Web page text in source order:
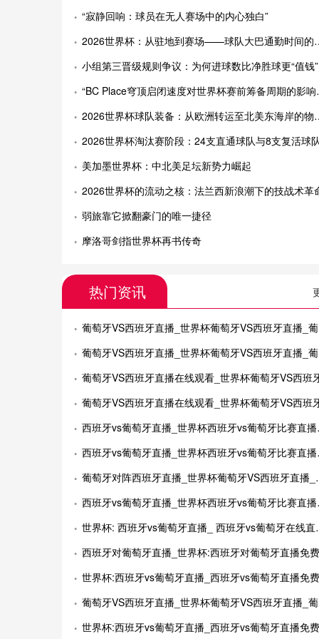
“寂静回响：球员在无人赛场中的内心独白”
2026世界杯：从驻地到赛场——球队大巴通勤时间的精准拆解与多维推演
小组第三晋级规则争议：为何进球数比净胜球更“值钱”
“BC Place穹顶启闭速度对世界杯赛前筹备周期的影响评估”
2026世界杯球队装备：从欧洲转运至北美东海岸的物流时效分析
2026世界杯淘汰赛阶段：24支直通球队与8支复活球队的竞技表现对比研
美加墨世界杯：中北美足坛新势力崛起
2026世界杯的流动之核：法兰西新浪潮下的技战术革
弱旅靠它掀翻豪门的唯一捷径
摩洛哥剑指世界杯再书传奇
热门资讯
葡萄牙VS西班牙直播_世界杯葡萄牙VS西班牙直播_葡萄牙VS西班牙在线高清直播
葡萄牙VS西班牙直播_世界杯葡萄牙VS西班牙直播_葡萄牙VS西班牙在线高清直播
葡萄牙VS西班牙直播在线观看_世界杯葡萄牙VS西班牙直播_葡萄牙VS西班牙比赛观看直达
葡萄牙VS西班牙直播在线观看_世界杯葡萄牙VS西班牙直播_葡萄牙VS西班牙比赛观看直达
西班牙vs葡萄牙直播_世界杯西班牙vs葡萄牙比赛直播高清入口_西班牙vs葡萄牙预测分析直播
西班牙vs葡萄牙直播_世界杯西班牙vs葡萄牙比赛直播高清入口_西班牙vs葡萄牙预测分析直播
葡萄牙对阵西班牙直播_世界杯葡萄牙VS西班牙直播_西班牙对葡萄牙比赛直播在线无插件观看
西班牙vs葡萄牙直播_世界杯西班牙vs葡萄牙比赛直播高清入口_西班牙vs葡萄牙预测分析直播
世界杯: 西班牙vs葡萄牙直播_ 西班牙vs葡萄牙在线直播_ 西班牙vs葡萄牙CCTV5直播入口-24直播网
西班牙对葡萄牙直播_世界杯:西班牙对葡萄牙直播免费观看直播_世界杯西班牙对葡萄牙直播在线观看高清无插件
世界杯:西班牙vs葡萄牙直播_西班牙vs葡萄牙直播免费观看_世界杯今日西班牙vs葡萄牙直播在线观看高清视频直播
葡萄牙VS西班牙直播_世界杯葡萄牙VS西班牙直播_葡萄牙VS西班牙在线高清直播
世界杯:西班牙vs葡萄牙直播_西班牙vs葡萄牙直播免费观看_世界杯今日西班牙vs葡萄牙直播在线观看高清视频直播